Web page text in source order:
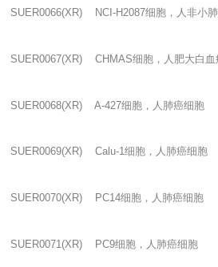
SUER0066(XR) NCI-H2087细胞，人非小
SUER0067(XR) CHMAS细胞，人肥大白
SUER0068(XR) A-427细胞，人肺癌细胞
SUER0069(XR) Calu-1细胞，人肺癌细胞
SUER0070(XR) PC14细胞，人肺癌细胞
SUER0071(XR) PC9细胞，人肺癌细胞